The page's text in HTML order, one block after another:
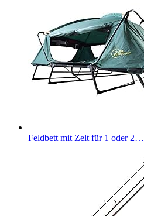
Feldbett mit Zelt für 1 oder 2…